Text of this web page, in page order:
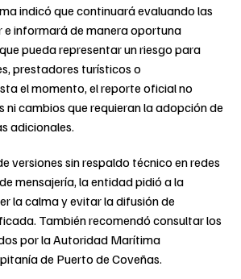
indicó que continuará evaluando las
e informará de manera oportuna
pueda representar un riesgo para
prestadores turísticos o
el momento, el reporte oficial no
cambios que requieran la adopción de
adicionales.
versiones sin respaldo técnico en redes
mensajería, la entidad pidió a la
la calma y evitar la difusión de
También recomendó consultar los
por la Autoridad Marítima
de Puerto de Coveñas.